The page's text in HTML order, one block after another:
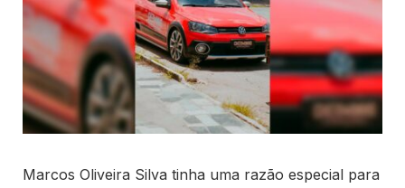
Marcos Oliveira Silva tinha uma razão especial para